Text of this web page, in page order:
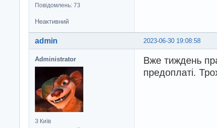
Повідомлень: 73
Неактивний
2023-06-30 19:08:58
admin
Administrator
З Київ
Вже тиждень
предоплаті.